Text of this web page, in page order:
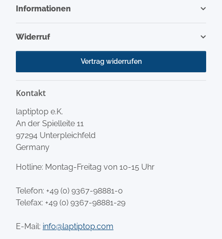
Informationen
Widerruf
Vertrag widerrufen
Kontakt
laptiptop e.K.
An der Spielleite 11
97294 Unterpleichfeld
Germany
Hotline: Montag-Freitag von 10-15 Uhr
Telefon: +49 (0) 9367-98881-0
Telefax: +49 (0) 9367-98881-29
E-Mail: info@laptiptop.com